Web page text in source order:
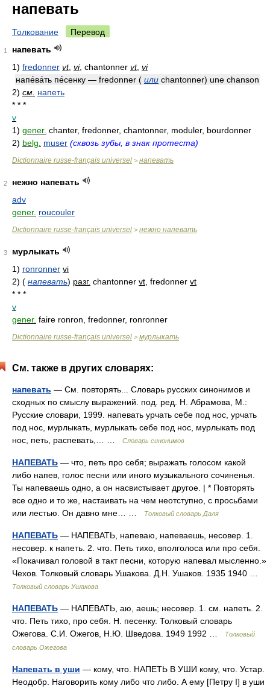
напевать
Толкование Перевод
1
напевать
1) fredonner vt, vi, chantonner vt, vi
напе́ва́ть пе́сенку — fredonner ( или chantonner) une chanson
2) см. напеть
* * *
v
1) gener. chanter, fredonner, chantonner, moduler, bourdonner
2) belg. muser (сквозь зубы, в знак протеста)
Dictionnaire russe-français universel > напевать
2
нежно напевать
adv
gener. roucouler
Dictionnaire russe-français universel > нежно напевать
3
мурлыкать
1) ronronner vi
2) ( напевать) разг. chantonner vt , fredonner vt
* * *
v
gener. faire ronron, fredonner, ronronner
Dictionnaire russe-français universel > мурлыкать
См. также в других словарях:
напевать — См. повторять... Словарь русских синонимов и
сходных по смыслу выражений. под. ред. Н. Абрамова, М.:
Русские словари, 1999. напевать урчать себе под нос, урчать
под нос, мурлыкать, мурлыкать себе под нос, мурлыкать под
нос, петь, распевать,… …
Словарь синонимов
НАПЕВАТЬ — что, петь про себя; выражать голосом какой
либо напев, голос песни или иного музыкального сочиненья.
Ты напеваешь одно, а он насвистывает другое. | * Повторять
все одно и то же, настаивать на чем неотступно, с просьбами
или лестью. Он давно мне… …
Толковый словарь Даля
НАПЕВАТЬ — НАПЕВАТЬ, напеваю, напеваешь, несовер. 1.
несовер. к напеть. 2. что. Петь тихо, вполголоса или про себя.
«Покачивал головой в такт песни, которую напевал мысленно.»
Чехов. Толковый словарь Ушакова. Д.Н. Ушаков. 1935 1940 …
Толковый словарь Ушакова
НАПЕВАТЬ — НАПЕВАТЬ, аю, аешь; несовер. 1. см. напеть. 2.
что. Петь тихо, про себя. Н. песенку. Толковый словарь
Ожегова. С.И. Ожегов, Н.Ю. Шведова. 1949 1992 …
Толковый
словарь Ожегова
Напевать в уши — кому, что. НАПЕТЬ В УШИ кому, что. Устар.
Неодобр. Наговорить кому либо что либо. А ему [Петру I] в уши